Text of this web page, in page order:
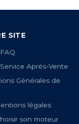
SITE
Après-Vente
Générales de
légales
son moteur